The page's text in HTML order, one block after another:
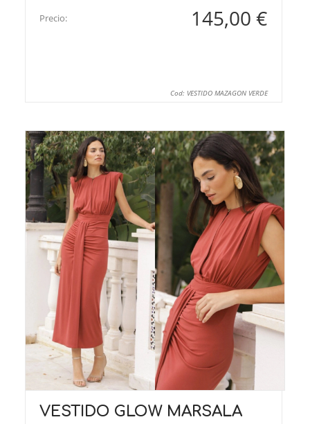
Precio: 145,00 €
Cod: VESTIDO MAZAGON VERDE
VESTIDO GLOW MARSALA